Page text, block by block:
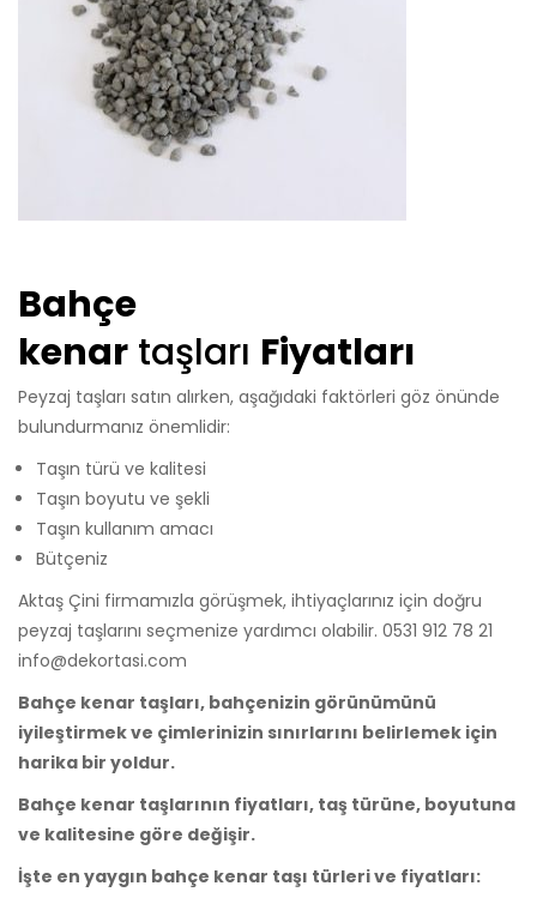
Bahçe
kenar taşları Fiyatları
Peyzaj taşları satın alırken, aşağıdaki faktörleri göz önünde
bulundurmanız önemlidir:
Taşın türü ve kalitesi
Taşın boyutu ve şekli
Taşın kullanım amacı
Bütçeniz
Aktaş Çini firmamızla görüşmek, ihtiyaçlarınız için doğru
peyzaj taşlarını seçmenize yardımcı olabilir. 0531 912 78 21
info@dekortasi.com
Bahçe kenar taşları, bahçenizin görünümünü
iyileştirmek ve çimlerinizin sınırlarını belirlemek için
harika bir yoldur.
Bahçe kenar taşlarının fiyatları, taş türüne, boyutuna
ve kalitesine göre değişir.
İşte en yaygın bahçe kenar taşı türleri ve fiyatları: